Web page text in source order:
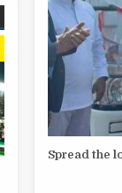
Spread the